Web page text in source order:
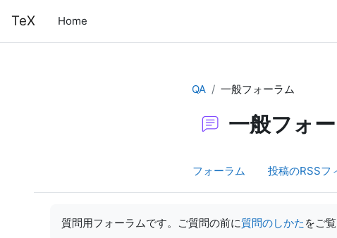
TeX Home
QA 一般フォーラム
一般フォ
フォーラム 投稿のRSSフ
質問用フォーラムです。ご質問の前に質問のしかた をご